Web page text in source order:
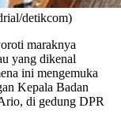
detikcom)
maraknya
yang dikenal
ini mengemuka
Kepala Badan
di gedung DPR